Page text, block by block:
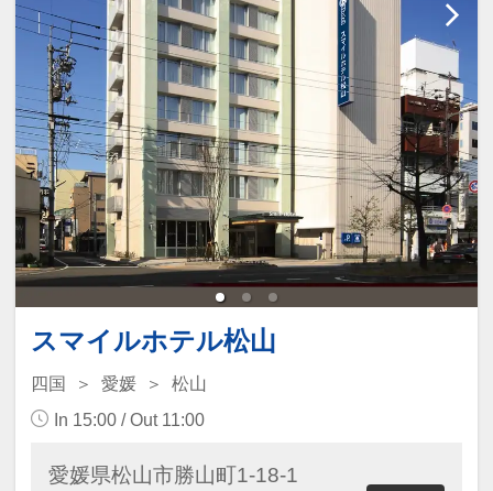
スマイルホテル松山
四国 愛媛
松山
In 15:00 / Out 11:00
愛媛県松山市勝山町1-18-1